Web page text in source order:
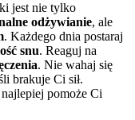
jest nie tylko
odżywianie, ale
. Każdego dnia postaraj
snu. Reaguj na
. Nie wahaj się
brakuje Ci sił.
pomoże Ci